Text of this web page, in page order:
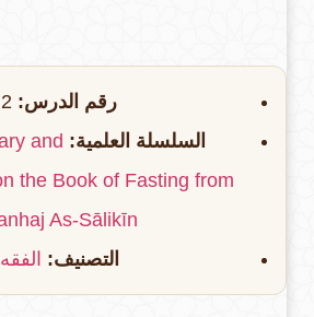
رقم الدرس: 2
السلسلة العلمية: and
the Book of Fasting from
As-Sālikīn
التصنيف: الفقه